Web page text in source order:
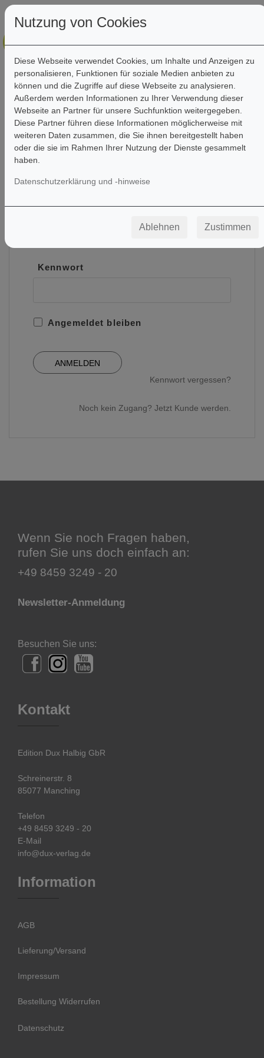
Nutzung von Cookies
Diese Webseite verwendet Cookies, um Inhalte und Anzeigen zu
personalisieren, Funktionen für soziale Medien anbieten zu
können und die Zugriffe auf diese Webseite zu analysieren.
Außerdem werden Informationen zu Ihrer Verwendung dieser
Webseite an Partner für unsere Suchfunktion weitergegeben.
Diese Partner führen diese Informationen möglicherweise mit
weiteren Daten zusammen, die Sie ihnen bereitgestellt haben
oder die sie im Rahmen Ihrer Nutzung der Dienste gesammelt
haben.
Datenschutzerklärung und -hinweise
Ablehnen Zustimmen
Anmeldung
Kennwort
Angemeldet bleiben
Kennwort vergessen?
Noch kein Zugang? Jetzt Kunde werden.
Wenn Sie noch Fragen haben,
rufen Sie uns doch einfach an:
+49 8459 3249 - 20
Newsletter-Anmeldung
Besuchen Sie uns:
Kontakt
Edition Dux Halbig GbR
Schreinerstr. 8
85077 Manching
Telefon
+49 8459 3249 - 20
E-Mail
info@dux-verlag.de
Information
AGB
Lieferung/Versand
Impressum
Bestellung Widerrufen
Datenschutz